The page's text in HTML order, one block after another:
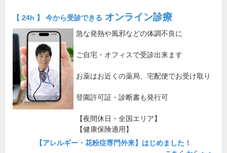
【 24h 】 今から受診できる オンライン診療
急な発熱や風邪などの体調不良に
ご自宅・オフィスで受診出来ます
お薬はお近くの薬局、宅配便でお受け取り
登園許可証・診断書も発行可
【夜間休日・全国エリア】
【健康保険適用】
【アレルギー・花粉症専門外来】はじめました！